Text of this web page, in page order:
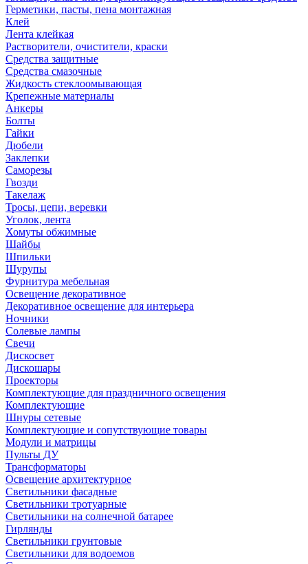
Герметики, пасты, пена монтажная
Клей
Лента клейкая
Растворители, очистители, краски
Средства защитные
Средства смазочные
Жидкость стеклоомывающая
Крепежные материалы
Анкеры
Болты
Гайки
Дюбели
Заклепки
Саморезы
Гвозди
Такелаж
Тросы, цепи, веревки
Уголок, лента
Хомуты обжимные
Шайбы
Шпильки
Шурупы
Фурнитура мебельная
Освещение декоративное
Декоративное освещение для интерьера
Ночники
Солевые лампы
Свечи
Дискосвет
Дискошары
Проекторы
Комплектующие для праздничного освещения
Комплектующие
Шнуры сетевые
Комплектующие и сопутствующие товары
Модули и матрицы
Пульты ДУ
Трансформаторы
Освещение архитектурное
Светильники фасадные
Светильники тротуарные
Светильники на солнечной батарее
Гирлянды
Светильники грунтовые
Светильники для водоемов